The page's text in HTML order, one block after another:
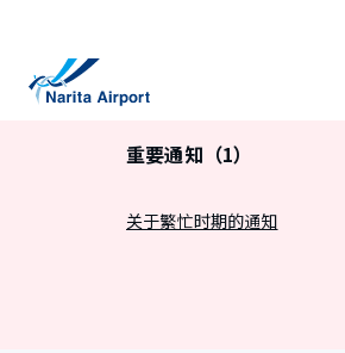
重要通知（1）
关于繁忙时期的通知